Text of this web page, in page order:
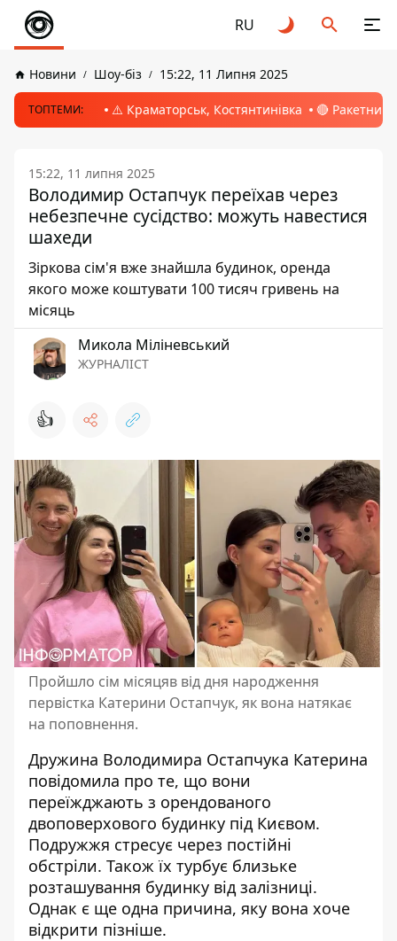
RU
Новини Шоу-біз 15:22, 11 Липня 2025
ТОПТЕМИ: ⚠️ Краматорськ, Костянтинівка 🔴 Ракетний
15:22, 11 липня 2025
Володимир Остапчук переїхав через
небезпечне сусідство: можуть навестися
шахеди
Зіркова сім'я вже знайшла будинок, оренда
якого може коштувати 100 тисяч гривень на
місяць
Микола Міліневський
ЖУРНАЛІСТ
👍
Пройшло сім місяцяв від дня народження
первістка Катерини Остапчук, як вона натякає
на поповнення.
Дружина Володимира Остапчука Катерина
повідомила про те, що вони
переїжджають з орендованого
двоповерхового будинку під Києвом.
Подружжя стресує через постійні
обстріли. Також їх турбує близьке
розташування будинку від залізниці.
Однак є ще одна причина, яку вона хоче
відкрити пізніше.